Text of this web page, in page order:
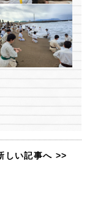
しい記事へ >>